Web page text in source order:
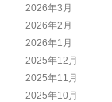
2026年3月
2026年2月
2026年1月
2025年12月
2025年11月
2025年10月